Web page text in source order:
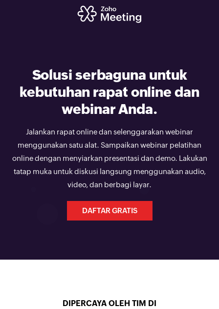
Solusi serbaguna untuk
kebutuhan rapat online dan
webinar Anda.
Jalankan rapat online dan selenggarakan webinar
menggunakan satu alat. Sampaikan webinar pelatihan
online dengan menyiarkan presentasi dan demo. Lakukan
tatap muka untuk diskusi langsung menggunakan audio,
video, dan berbagi layar.
DAFTAR GRATIS
DIPERCAYA OLEH TIM DI